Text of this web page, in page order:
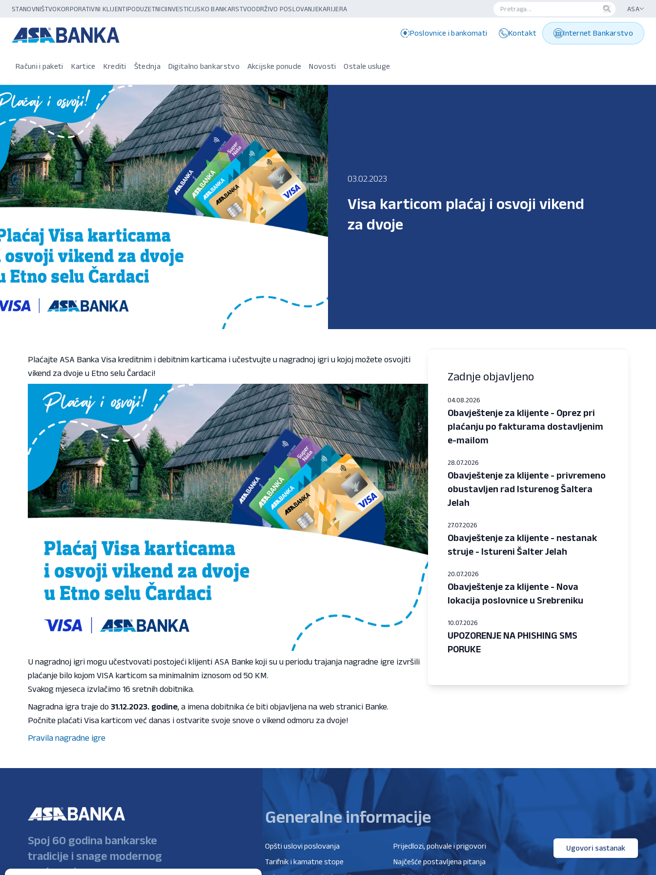
STANOVNIŠTVOKORPORATIVNI KLIJENTIPODUZETNICIINVESTICIJSKO BANKARSTVOODRŽIVO POSLOVANJEKARIJERA ASA
Poslovnice i bankomati Kontakt Internet Bankarstvo
Računi i paketi Kartice Krediti Štednja Digitalno bankarstvo Akcijske ponude Novosti Ostale usluge
03.02.2023
Visa karticom plaćaj i osvoji vikend
za dvoje
Plaćajte ASA Banka Visa kreditnim i debitnim karticama i učestvujte u nagradnoj igri u kojoj možete osvojiti
vikend za dvoje u Etno selu Čardaci!
U nagradnoj igri mogu učestvovati postojeći klijenti ASA Banke koji su u periodu trajanja nagradne igre izvršili
plaćanje bilo kojom VISA karticom sa minimalnim iznosom od 50 KM.
Svakog mjeseca izvlačimo 16 sretnih dobitnika.
Nagradna igra traje do 31.12.2023. godine, a imena dobitnika će biti objavljena na web stranici Banke.
Počnite plaćati Visa karticom već danas i ostvarite svoje snove o vikend odmoru za dvoje!
Pravila nagradne igre
Zadnje objavljeno
04.08.2026
Obavještenje za klijente - Oprez pri
plaćanju po fakturama dostavljenim
e-mailom
28.07.2026
Obavještenje za klijente - privremeno
obustavljen rad Isturenog Šaltera
Jelah
27.07.2026
Obavještenje za klijente - nestanak
struje - Istureni Šalter Jelah
20.07.2026
Obavještenje za klijente - Nova
lokacija poslovnice u Srebreniku
10.07.2026
UPOZORENJE NA PHISHING SMS
PORUKE
Spoj 60 godina bankarske
tradicije i snage modernog
poslovanja
Generalne informacije
Opšti uslovi poslovanja
Tarifnik i kamatne stope
Prijedlozi, pohvale i prigovori
Najčešće postavljena pitanja
Ugovori sastanak